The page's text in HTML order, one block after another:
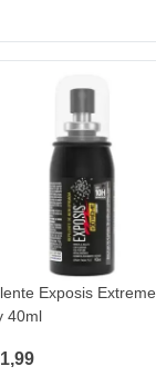
Exposis Extreme
40ml